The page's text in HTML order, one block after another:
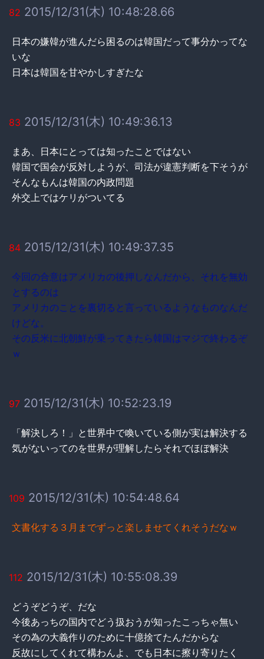
82 2015/12/31(木) 10:48:28.66
日本の嫌韓が進んだら困るのは韓国だって事分かってな
いな
日本は韓国を甘やかしすぎたな
83 2015/12/31(木) 10:49:36.13
まあ、日本にとっては知ったことではない
韓国で国会が反対しようが、司法が違憲判断を下そうが
そんなもんは韓国の内政問題
外交上ではケリがついてる
84 2015/12/31(木) 10:49:37.35
今回の合意はアメリカの後押しなんだから、それを無効
とするのは
アメリカのことを裏切ると言っているようなものなんだ
けどな。
その反米に北朝鮮が乗ってきたら韓国はマジで終わるぞ
ｗ
97 2015/12/31(木) 10:52:23.19
「解決しろ！」と世界中で喚いている側が実は解決する
気がないってのを世界が理解したらそれでほぼ解決
109 2015/12/31(木) 10:54:48.64
文書化する３月までずっと楽しませてくれそうだなｗ
112 2015/12/31(木) 10:55:08.39
どうぞどうぞ、だな
今後あっちの国内でどう扱おうが知ったこっちゃ無い
その為の大義作りのために十億捨てたんだからな
反故にしてくれて構わんよ、でも日本に擦り寄りたく